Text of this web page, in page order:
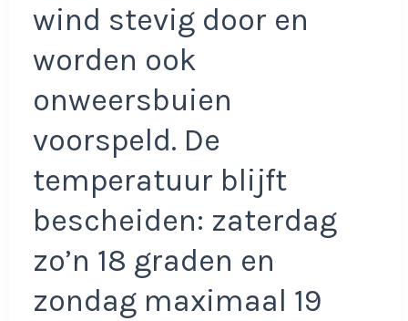
wind stevig door en
worden ook
onweersbuien
voorspeld. De
temperatuur blijft
bescheiden: zaterdag
zo’n 18 graden en
zondag maximaal 19